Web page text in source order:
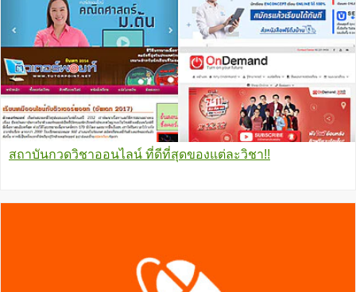
สถาบันกวดวิชาออนไลน์ ที่ดีที่สุดของแต่ละวิชา!!